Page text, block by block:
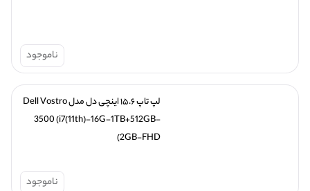
ناموجود
3500 (i7(11th)-16G-1TB+512GB-
2GB-FHD)
ناموجود